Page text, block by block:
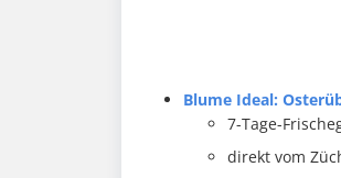
Blume Ideal:
7-Tage-
direkt vom